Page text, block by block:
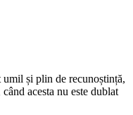
umil și plin de recunoștință,
acesta nu este dublat